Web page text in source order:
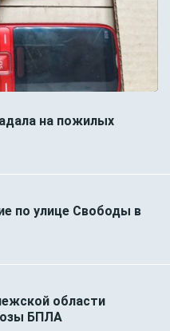
на пожилых
по улице Свободы в
области
БПЛА